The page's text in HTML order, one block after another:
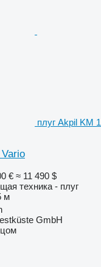
плуг Akpil KM
€ ≈ 11 490 $
техника - плуг
м
GmbH